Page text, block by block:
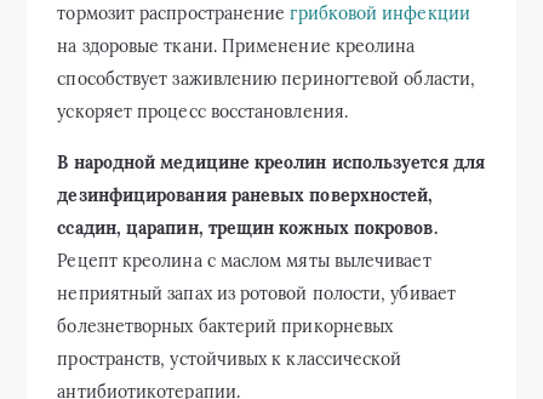
тормозит распространениегрибковой инфекции
на здоровые ткани. Применение креолина
способствует заживлению периногтевой области,
ускоряет процесс восстановления.
В народной медицине креолин используется для
дезинфицирования раневых поверхностей,
ссадин, царапин, трещин кожных покровов.
Рецепт креолина с маслом мяты вылечивает
неприятный запах из ротовой полости, убивает
болезнетворных бактерий прикорневых
пространств, устойчивых к классической
антибиотикотерапии.